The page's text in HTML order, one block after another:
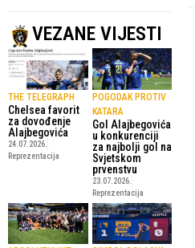
VEZANE VIJESTI
THE TELEGRAPH
Chelsea favorit
za dovođenje
Alajbegovića
24.07.2026.
Reprezentacija
POGODAK PROTIV
KATARA
Gol Alajbegovića
u konkurenciji
za najbolji gol na
Svjetskom
prvenstvu
23.07.2026.
Reprezentacija